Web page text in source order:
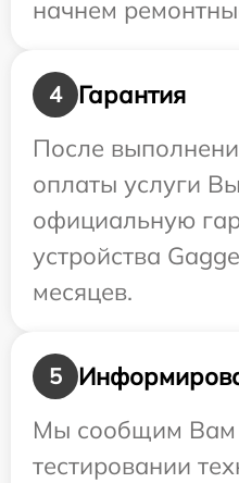
начнем
4
Гарантия
После
оплаты услуги
официальную
устройства
месяцев.
5
Мы сообщим Вам
тестировании